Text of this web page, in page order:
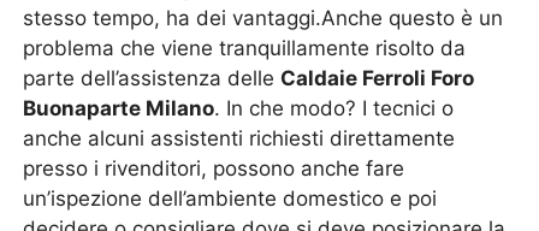
stesso tempo, ha dei vantaggi.Anche questo è un
problema che viene tranquillamente risolto da
parte dell’assistenza delle Caldaie Ferroli Foro
Buonaparte Milano. In che modo? I tecnici o
anche alcuni assistenti richiesti direttamente
presso i rivenditori, possono anche fare
un’ispezione dell’ambiente domestico e poi